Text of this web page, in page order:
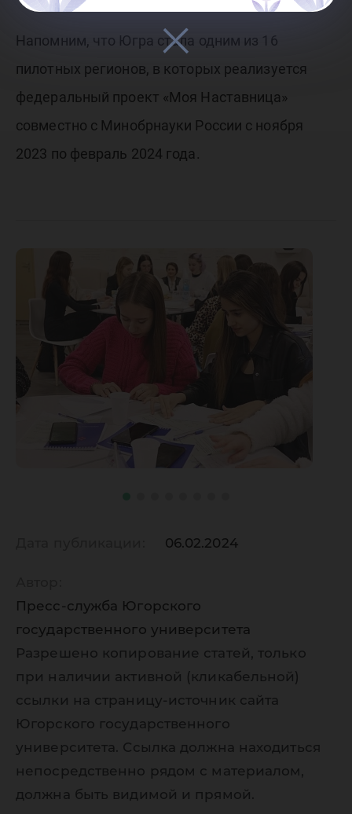
Напомним, что Югра стала одним из 16
пилотных регионов, в которых реализуется
федеральный проект «Моя Наставница»
совместно с Минобрнауки России с ноября
2023 по февраль 2024 года.
06.02.2024
Пресс-служба Югорского
государственного университета
Разрешено копирование статей, только
при наличии активной (кликабельной)
ссылки на страницу-источник сайта
Югорского государственного
университета. Ссылка должна находиться
непосредственно рядом с материалом,
должна быть видимой и прямой.